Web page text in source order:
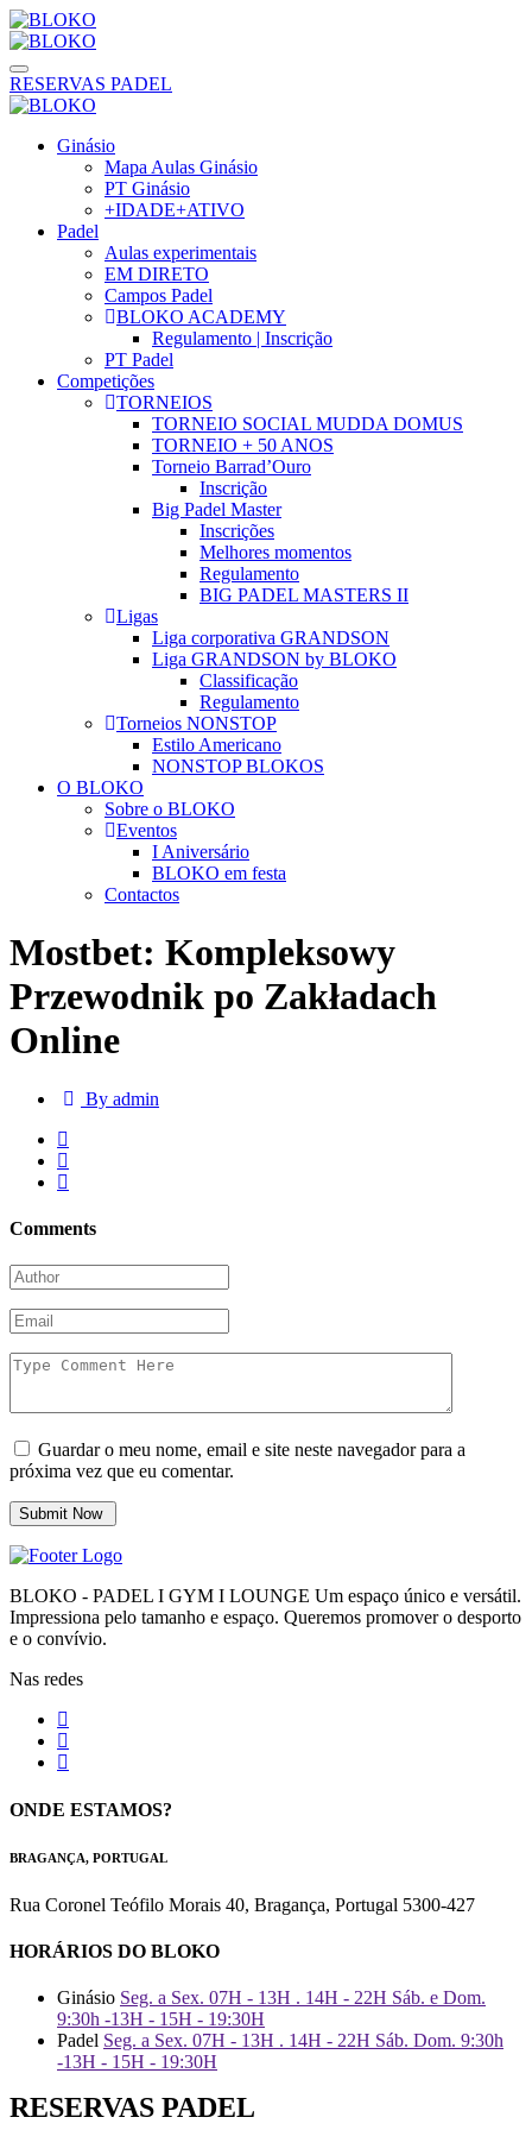
RESERVAS PADEL
Ginásio
Mapa Aulas Ginásio
PT Ginásio
+IDADE+ATIVO
Padel
Aulas experimentais
EM DIRETO
Campos Padel
BLOKO ACADEMY
Regulamento | Inscrição
PT Padel
Competições
TORNEIOS
TORNEIO SOCIAL MUDDA DOMUS
TORNEIO + 50 ANOS
Torneio Barrad’Ouro
Inscrição
Big Padel Master
Inscrições
Melhores momentos
Regulamento
BIG PADEL MASTERS II
Ligas
Liga corporativa GRANDSON
Liga GRANDSON by BLOKO
Classificação
Regulamento
Torneios NONSTOP
Estilo Americano
NONSTOP BLOKOS
O BLOKO
Sobre o BLOKO
Eventos
I Aniversário
BLOKO em festa
Contactos
Mostbet: Kompleksowy
Przewodnik po Zakładach
Online
By admin
Comments
Guardar o meu nome, email e site neste navegador para a
próxima vez que eu comentar.
BLOKO - PADEL I GYM I LOUNGE Um espaço único e versátil.
Impressiona pelo tamanho e espaço. Queremos promover o desporto
e o convívio.
Nas redes
ONDE ESTAMOS?
BRAGANÇA, PORTUGAL
Rua Coronel Teófilo Morais 40, Bragança, Portugal 5300-427
HORÁRIOS DO BLOKO
Ginásio Seg. a Sex. 07H - 13H . 14H - 22H Sáb. e Dom.
9:30h -13H - 15H - 19:30H
Padel Seg. a Sex. 07H - 13H . 14H - 22H Sáb. Dom. 9:30h
-13H - 15H - 19:30H
RESERVAS PADEL